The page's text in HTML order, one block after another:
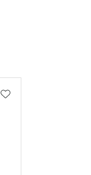
ADICIONAR AOS